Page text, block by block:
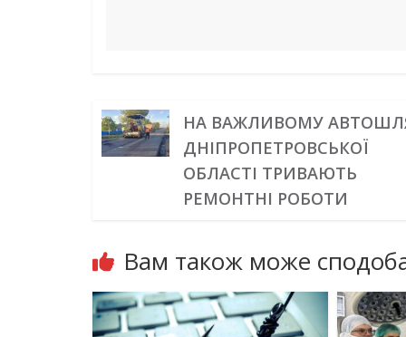
НА ВАЖЛИВОМУ
ДНІПРОПЕТРОВСЬКОЇ
ОБЛАСТІ ТРИВАЮТЬ
РЕМОНТНІ РОБОТИ
Вам також може